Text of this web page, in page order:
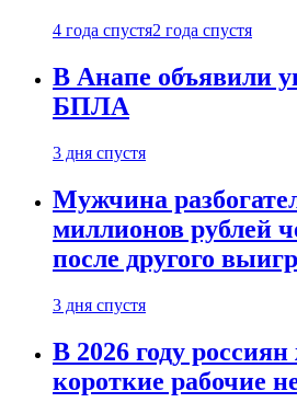
4 года спустя2 года спустя
В Анапе объявили
БПЛА
3 дня спустя
Мужчина
миллионов рублей
после другого
3 дня спустя
В 2026 году
короткие рабочие